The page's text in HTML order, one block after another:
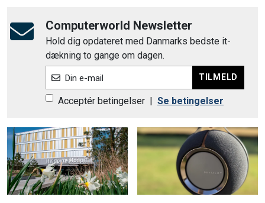
Computerworld Newsletter
Hold dig opdateret med Danmarks bedste it-
dækning to gange om dagen.
Din e-mail TILMELD
Acceptér betingelser | Se betingelser